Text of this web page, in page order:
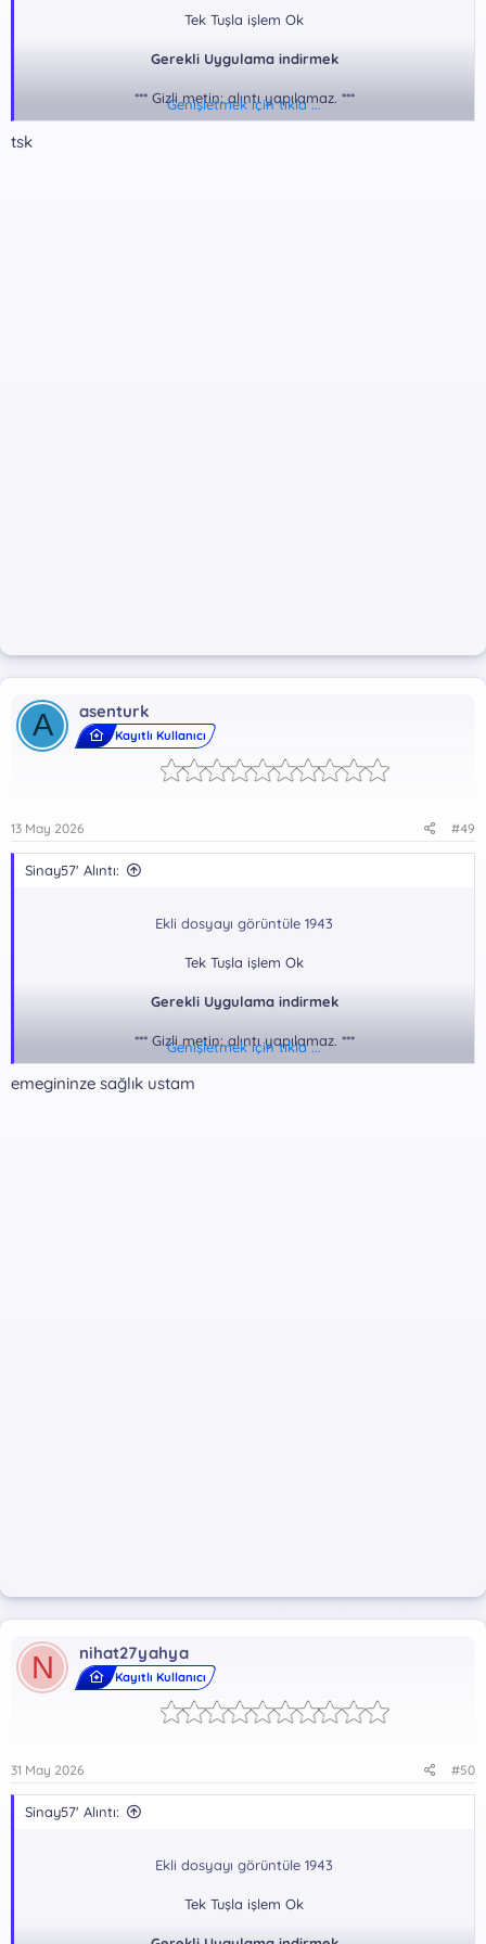
Tek Tuşla işlem Ok
Gerekli Uygulama indirmek
*** Gizli metin: alıntı yapılamaz. ***
Genişletmek için tıkla ...
tsk
A asenturk
Kayıtlı Kullanıcı
13 May 2026 #49
Sinay57' Alıntı:
Ekli dosyayı görüntüle 1943
Tek Tuşla işlem Ok
Gerekli Uygulama indirmek
*** Gizli metin: alıntı yapılamaz. ***
Genişletmek için tıkla ...
emegininze sağlık ustam
N nihat27yahya
Kayıtlı Kullanıcı
31 May 2026 #50
Sinay57' Alıntı:
Ekli dosyayı görüntüle 1943
Tek Tuşla işlem Ok